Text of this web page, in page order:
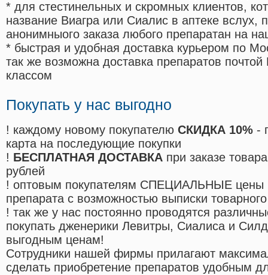
* для стестинельных и скромных клиентов,
название Виагра или Сиалис в аптеке вслух,
анонимныого заказа любого препаратан на
* быстрая и удобная доставка курьером по
так же возможна доставка препаратов
классом
Покупать у нас выгодно
! каждому новому покупателю СКИДКА 10% -
карта на последующие покупки
! БЕСПЛАТНАЯ ДОСТАВКА при заказе
рублей
! оптовым покупателям СПЕЦИАЛЬНЫЕ цены
препарата с возможностью выписки
! так же у нас постоянно проводятся
покупать дженерики Левитры, Сиалиса и
выгодным ценам!
Cотрудники нашей фирмы прилагают
сделать приобретение препаратов удобным